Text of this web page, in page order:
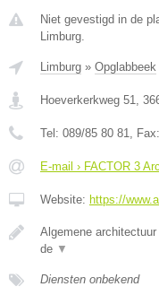
Niet gevestigd in de
Limburg.
Limburg » Opglabbeek
Hoeverkerkweg 51,
Tel: 089/85 80 81, Fax:
E-mail › FACTOR 3
Website: https://
Algemene
de ▼
Diensten onbekend